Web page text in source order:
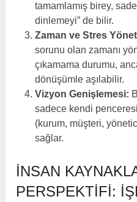
tamamlamış birey,
dinlemeyi” de bilir.
Zaman ve Stres
sorunu olan zamanı
çıkamama durumu,
dönüşümle aşılabilir.
Vizyon Genişlemesi:
sadece kendi
(kurum, müşteri,
sağlar.
İNSAN
PERSPEKTIFI: